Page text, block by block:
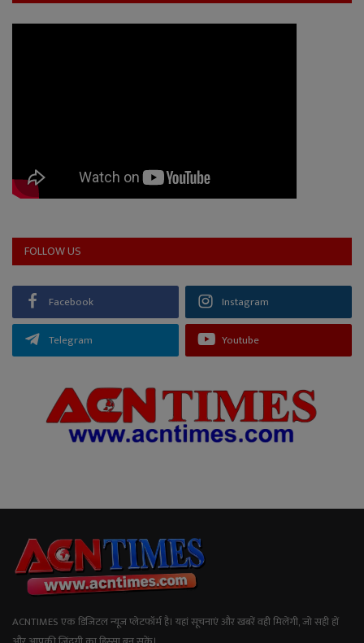
FOLLOW US
Facebook Instagram
Telegram Youtube
ACNTIMES एक डिजिटल न्यूज प्लेटफॉर्म है। यहां सूचनाएं और खबरें वही मिलेंगी, जो सही हों